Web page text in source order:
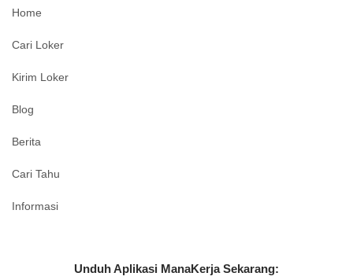
Home
Cari Loker
Kirim Loker
Blog
Berita
Cari Tahu
Informasi
Unduh Aplikasi ManaKerja Sekarang: